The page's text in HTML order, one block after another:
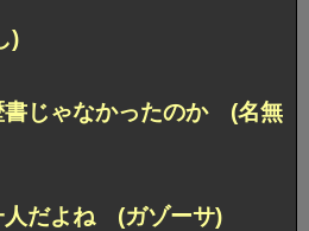
)
書じゃなかったのか (名無
人だよね (ガゾーサ)